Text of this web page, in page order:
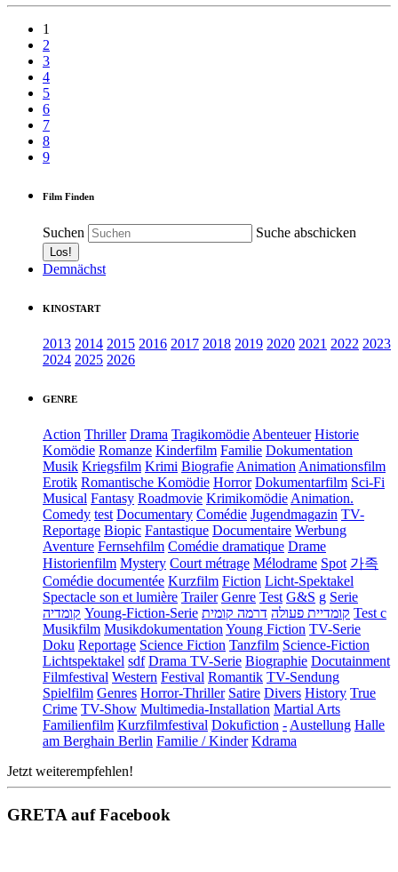
1
2
3
4
5
6
7
8
9
Film Finden
Suchen Suche abschicken
Demnächst
KINOSTART
2013 2014 2015 2016 2017 2018 2019 2020 2021 2022 2023
2024 2025 2026
GENRE
Action Thriller Drama Tragikomödie Abenteuer Historie
Komödie Romanze Kinderfilm Familie Dokumentation
Musik Kriegsfilm Krimi Biografie Animation Animationsfilm
Erotik Romantische Komödie Horror Dokumentarfilm Sci-Fi
Musical Fantasy Roadmovie Krimikomödie Animation.
Comedy test Documentary Comédie Jugendmagazin TV-
Reportage Biopic Fantastique Documentaire Werbung
Aventure Fernsehfilm Comédie dramatique Drame
Historienfilm Mystery Court métrage Mélodrame Spot 가족
Comédie documentée Kurzfilm Fiction Licht-Spektakel
Spectacle son et lumière Trailer Genre Test G&S g Serie
קומדיה Young-Fiction-Serie קומדיית פעולה דרמה קומית
Test c
Musikfilm Musikdokumentation Young Fiction TV-Serie
Doku Reportage Science Fiction Tanzfilm Science-Fiction
Lichtspektakel sdf Drama TV-Serie Biographie Docutainment
Filmfestival Western Festival Romantik TV-Sendung
Spielfilm Genres Horror-Thriller Satire Divers History True
Crime TV-Show Multimedia-Installation Martial Arts
Familienfilm Kurzfilmfestival Dokufiction - Austellung Halle
am Berghain Berlin Familie / Kinder Kdrama
Jetzt weiterempfehlen!
GRETA auf Facebook